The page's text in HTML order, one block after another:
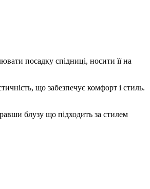
посадку спідниці, носити її на
що забезпечує комфорт і стиль.
блузу що підходить за стилем